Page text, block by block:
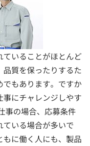
いることがほとんど
質を保ったりするた
もあります。ですか
にチャレンジしやす
事の場合、応募条件
いる場合が多いで
に働く人にも、製品